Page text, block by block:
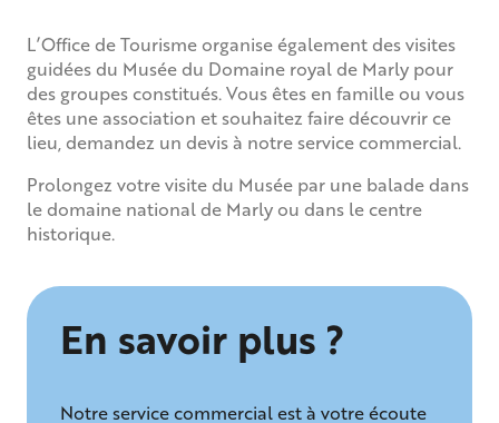
L’Office de Tourisme organise également des visites
guidées du Musée du Domaine royal de Marly pour
des groupes constitués. Vous êtes en famille ou vous
êtes une association et souhaitez faire découvrir ce
lieu, demandez un devis à notre service commercial.
Prolongez votre visite du Musée par une balade dans
le domaine national de Marly ou dans le centre
historique.
En savoir plus ?
Notre service commercial est à votre écoute